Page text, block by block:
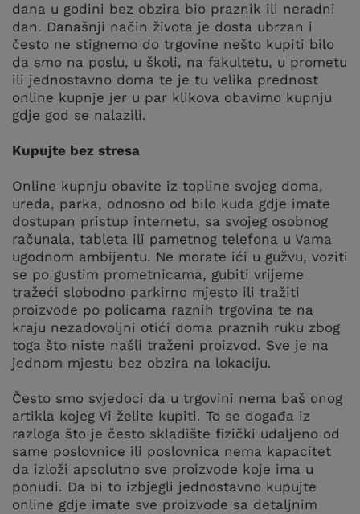
dana u godini bez obzira bio praznik ili neradni
dan. Današnji način života je dosta ubrzan i
često ne stignemo do trgovine nešto kupiti bilo
da smo na poslu, u školi, na fakultetu, u prometu
ili jednostavno doma te je tu velika prednost
online kupnje jer u par klikova obavimo kupnju
gdje god se nalazili.
Kupujte bez stresa
Online kupnju obavite iz topline svojeg doma,
ureda, parka, odnosno od bilo kuda gdje imate
dostupan pristup internetu, sa svojeg osobnog
računala, tableta ili pametnog telefona u Vama
ugodnom ambijentu. Ne morate ići u gužvu, voziti
se po gustim prometnicama, gubiti vrijeme
tražeći slobodno parkirno mjesto ili tražiti
proizvode po policama raznih trgovina te na
kraju nezadovoljni otići doma praznih ruku zbog
toga što niste našli traženi proizvod. Sve je na
jednom mjestu bez obzira na lokaciju.
Često smo svjedoci da u trgovini nema baš onog
artikla kojeg Vi želite kupiti. To se događa iz
razloga što je često skladište fizički udaljeno od
same poslovnice ili poslovnica nema kapacitet
da izloži apsolutno sve proizvode koje ima u
ponudi. Da bi to izbjegli jednostavno kupujte
online gdje imate sve proizvode sa detaljnim